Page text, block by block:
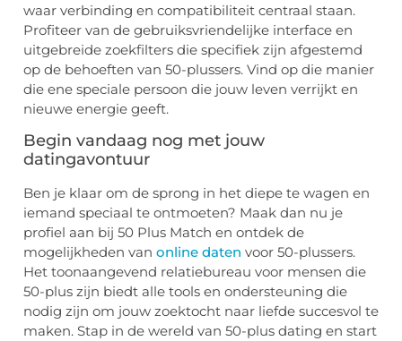
waar verbinding en compatibiliteit centraal staan.
Profiteer van de gebruiksvriendelijke interface en
uitgebreide zoekfilters die specifiek zijn afgestemd
op de behoeften van 50-plussers. Vind op die manier
die ene speciale persoon die jouw leven verrijkt en
nieuwe energie geeft.
Begin vandaag nog met jouw
datingavontuur
Ben je klaar om de sprong in het diepe te wagen en
iemand speciaal te ontmoeten? Maak dan nu je
profiel aan bij 50 Plus Match en ontdek de
mogelijkheden van online daten voor 50-plussers.
Het toonaangevend relatiebureau voor mensen die
50-plus zijn biedt alle tools en ondersteuning die
nodig zijn om jouw zoektocht naar liefde succesvol te
maken. Stap in de wereld van 50-plus dating en start